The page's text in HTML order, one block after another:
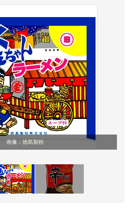
支援
イト
イト
ア
前線
の話題
画像： 徳島製粉